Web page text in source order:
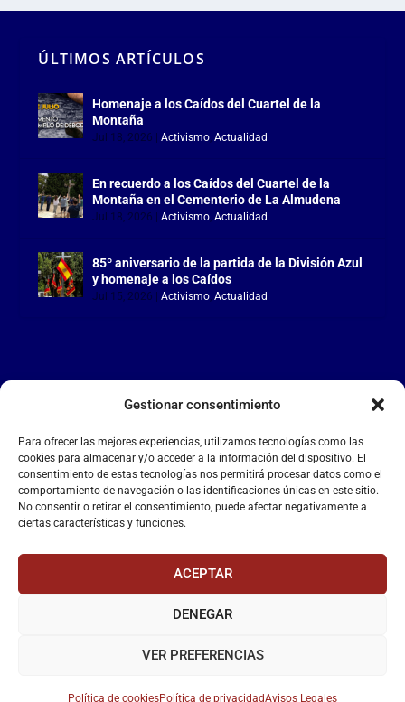
Gestionar consentimiento
Para ofrecer las mejores experiencias, utilizamos tecnologías como las
cookies para almacenar y/o acceder a la información del dispositivo. El
consentimiento de estas tecnologías nos permitirá procesar datos como el
comportamiento de navegación o las identificaciones únicas en este sitio.
No consentir o retirar el consentimiento, puede afectar negativamente a
ciertas características y funciones.
ACEPTAR
DENEGAR
VER PREFERENCIAS
Política de cookiesPolítica de privacidadAvisos Legales
ÚLTIMOS ARTÍCULOS
Homenaje a los Caídos del Cuartel de la
Montaña
Jul 18, 2026 |Activismo,Actualidad
En recuerdo a los Caídos del Cuartel de la
Montaña en el Cementerio de La Almudena
Jul 18, 2026 |Activismo,Actualidad
85º aniversario de la partida de la División Azul
y homenaje a los Caídos
Jul 15, 2026 |Activismo,Actualidad
LA FALANGE
Reproductor
de
vídeo